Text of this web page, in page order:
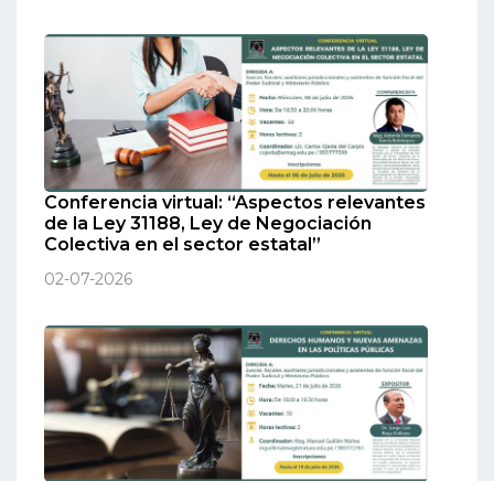
Conferencia virtual: “Aspectos relevantes
de la Ley 31188, Ley de Negociación
Colectiva en el sector estatal”
02-07-2026